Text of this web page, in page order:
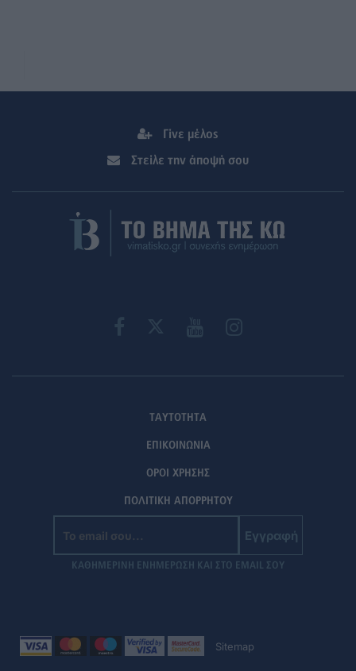
Γίνε μέλος
Στείλε την άποψή σου
ΤΑΥΤΟΤΗΤΑ
ΕΠΙΚΟΙΝΩΝΙΑ
ΟΡΟΙ ΧΡΗΣΗΣ
ΠΟΛΙΤΙΚΗ ΑΠΟΡΡΗΤΟΥ
Εγγραφή
ΚΑΘΗΜΕΡΙΝΗ ΕΝΗΜΕΡΩΣΗ ΚΑΙ ΣΤΟ EMAIL ΣΟΥ
Sitemap